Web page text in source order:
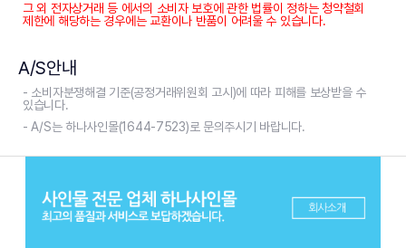
그 외 전자상거래 등 에서의 소비자 보호에 관한 법률이 정하는 청약철회
제한에 해당하는 경우에는 교환이나 반품이 어려울 수 있습니다.
A/S안내
- 소비자분쟁해결 기준(공정거래위원회 고시)에 따라 피해를 보상받을 수
있습니다.
- A/S는 하나사인몰(1644-7523)로 문의주시기 바랍니다.